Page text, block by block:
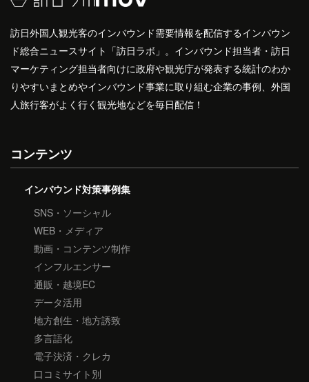
訪日外国人観光客のインバウンド需要情報を配信するインバウン
ド総合ニュースサイト「訪日ラボ」。インバウンド担当者・訪日
マーケティング担当者向けに政府や観光庁が発表する統計のわか
りやすいまとめやインバウンド事業に取り組む企業の事例、外国
人旅行客がよく行く観光地などを毎日配信！
コンテンツ
インバウンド対策事例集
SNS・ソーシャル
WEB・メディア
動画・コンテンツ制作
インフルエンサー
通販・越境EC
データ活用
地方創生・地方誘致
多言語化
電子決済・クレカ
口コミサイト別